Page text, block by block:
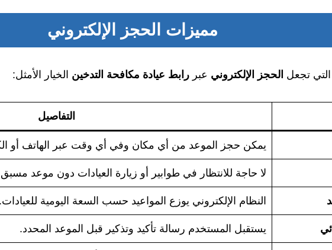
مميزات الحجز الإلكتروني
تجعل الحجز الإلكتروني عبر رابط عيادة مكافحة التدخين الخيار الأمثل:
التفاصيل
يمكن حجز الموعد من أي مكان وفي أي وقت عبر الهاتف أو
لا حاجة للانتظار في طوابير أو زيارة العيادات دون موعد
النظام الإلكتروني يوزع المواعيد حسب السعة اليومية
يستقبل المستخدم رسالة تأكيد وتذكير قبل الموعد المحدد.